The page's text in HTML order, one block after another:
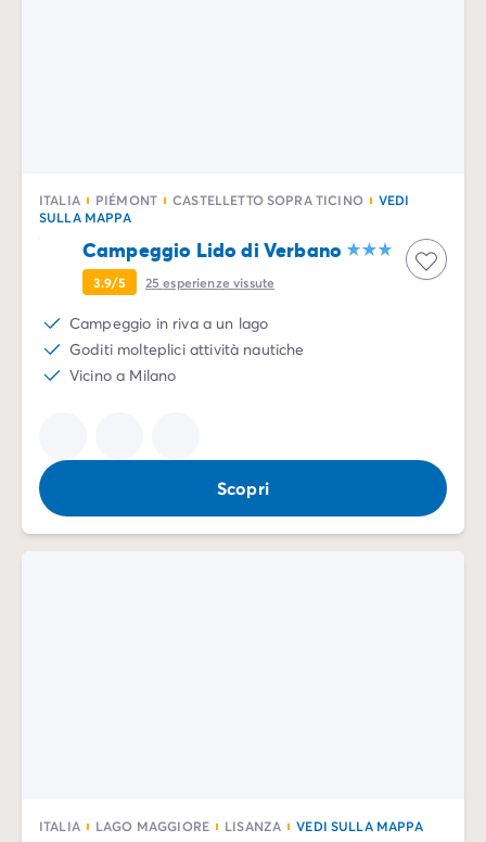
ITALIA PIÉMONT CASTELLETTO SOPRA TICINO
VEDI
SULLA MAPPA
Campeggio Lido di Verbano
3.9/5 25esperienze vissute
Campeggio in riva a un lago
Goditi molteplici attività nautiche
Vicino a Milano
Scopri
ITALIA LAGO MAGGIORE LISANZA VEDI SULLA MAPPA